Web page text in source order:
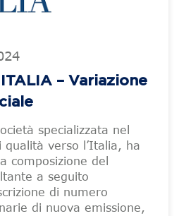
– Variazione
specializzata nel
verso l’Italia, ha
composizione del
a seguito
di numero
di nuova emissione,